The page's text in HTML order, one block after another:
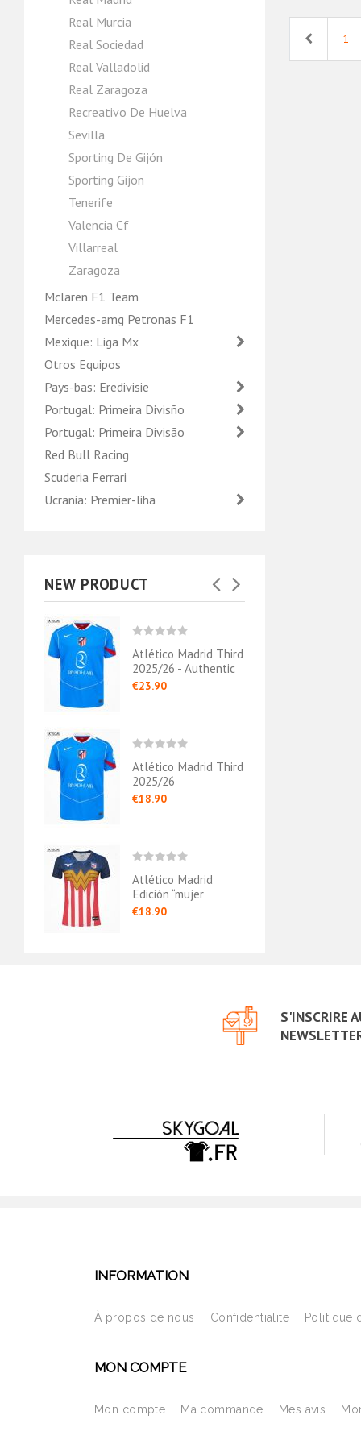
Real Murcia
Real Sociedad
Real Valladolid
Real Zaragoza
Recreativo De Huelva
Sevilla
Sporting De Gijón
Sporting Gijon
Tenerife
Valencia Cf
Villarreal
Zaragoza
Mclaren F1 Team
Mercedes-amg Petronas F1
Mexique: Liga Mx
Otros Equipos
Pays-bas: Eredivisie
Portugal: Primeira Divisño
Portugal: Primeira Divisão
Red Bull Racing
Scuderia Ferrari
Ucrania: Premier-liha
NEW PRODUCT
Atlético Madrid Third
2025/26 - Authentic
€23.90
Atlético Madrid Third
2025/26
€18.90
Atlético Madrid
Edición “mujer
Maravilla”
€18.90
Previous1
S'INSCRIRE
INFORMATION
À propos de nous Confidentialite Politique
MON COMPTE
Mon compte Ma commande Mes avis